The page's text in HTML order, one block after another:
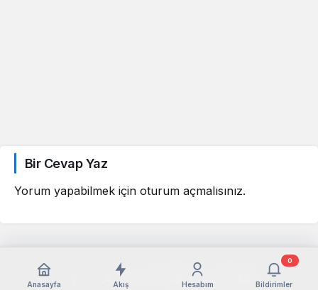
Bir Cevap Yaz
Yorum yapabilmek için oturum açmalısınız.
Anasayfa Akış Hesabım Bildirimler
0